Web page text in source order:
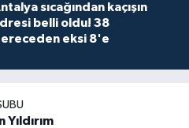
sıcağından kaçışın
belli oldu! 38
eksi 8'e
Yıldırım